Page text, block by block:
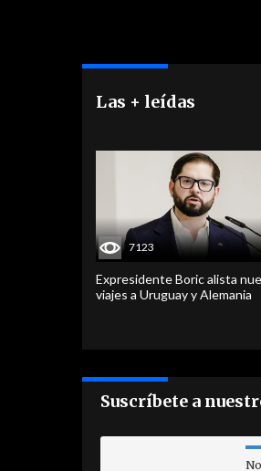
Las + leídas
7123
Expresidente Boric alista
viajes a Uruguay y Alemania
Suscríbete a